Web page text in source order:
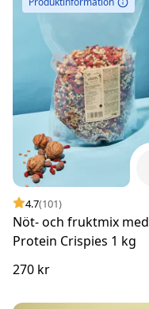
4.7(101)
Nöt- och fruktmix med
Protein Crispies 1 kg
270 kr